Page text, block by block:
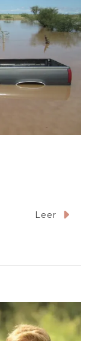
Leer